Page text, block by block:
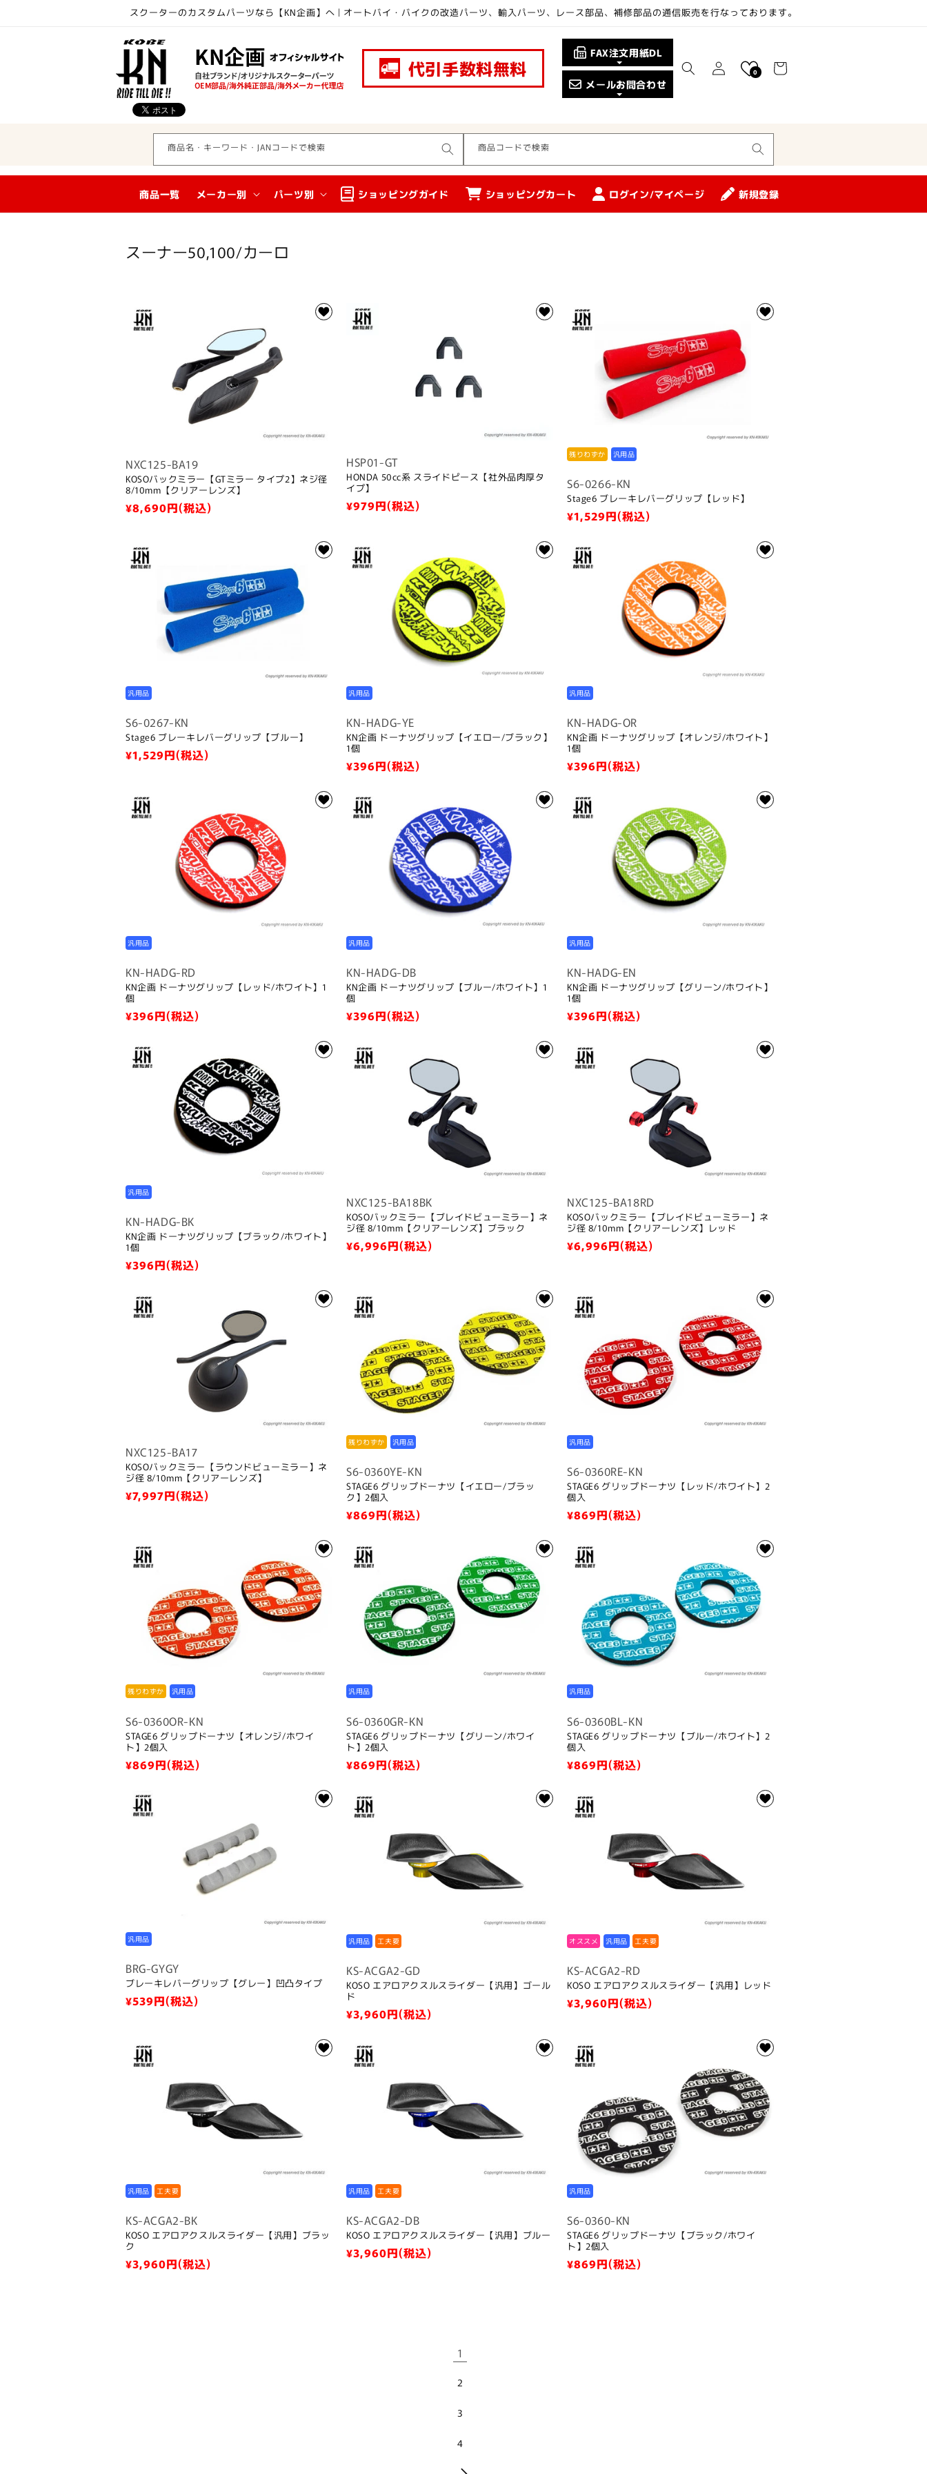
スクーターのカスタムパーツなら【KN企画】へ | オートバイ・バイクの改造パーツ、輸入パーツ、レース部品、補修部品の通信販売を行なっております。
代引手数料無料
FAX注文用紙DL
メールお問合わせ
ロ
グ
0
ー
商品名・キーワード・JANコードで検索 商品コードで検索
商品一覧 メーカー別 パーツ別 ショッピングガイド ショッピングカート ログイン/マイページ 新規登録
コ
シ
ョ
スーナー50,100/カーロ
NXC125-BA19
KOSOバックミラー【GTミラー タイプ2】ネジ径
8/10mm【クリアーレンズ】
通
格
¥8,690円(税込)
HSP01-GT
HONDA 50cc系 スライドピース【社外品肉厚タ
イプ】
通
格
¥979円(税込)
残りわずか 汎用品
S6-0266-KN
Stage6 ブレーキレバーグリップ【レッド】
通
価
格
¥1,529円(税込)
汎用品
S6-0267-KN
Stage6 ブレーキレバーグリップ【ブルー】
通
格
¥1,529円(税込)
汎用品
KN-HADG-YE
KN企画 ドーナツグリップ【イエロー/ブラック】
1個
通
価
格
¥396円(税込)
汎用品
KN-HADG-OR
KN企画 ドーナツグリップ【オレンジ/ホワイト】
1個
通
価
格
¥396円(税込)
汎用品
KN-HADG-RD
KN企画 ドーナツグリップ【レッド/ホワイト】1
個
通
価
格
¥396円(税込)
汎用品
KN-HADG-DB
KN企画 ドーナツグリップ【ブルー/ホワイト】1
個
通
価
格
¥396円(税込)
汎用品
KN-HADG-EN
KN企画 ドーナツグリップ【グリーン/ホワイト】
1個
通
価
格
¥396円(税込)
汎用品
KN-HADG-BK
KN企画 ドーナツグリップ【ブラック/ホワイト】
1個
通
価
格
¥396円(税込)
NXC125-BA18BK
KOSOバックミラー【ブレイドビューミラー】ネ
ジ径 8/10mm【クリアーレンズ】ブラック
通
格
¥6,996円(税込)
NXC125-BA18RD
KOSOバックミラー【ブレイドビューミラー】ネ
ジ径 8/10mm【クリアーレンズ】レッド
通
格
¥6,996円(税込)
NXC125-BA17
KOSOバックミラー【ラウンドビューミラー】ネ
ジ径 8/10mm【クリアーレンズ】
通
格
¥7,997円(税込)
残りわずか 汎用品
S6-0360YE-KN
STAGE6 グリップドーナツ【イエロー/ブラッ
ク】2個入
通
価
格
¥869円(税込)
汎用品
S6-0360RE-KN
STAGE6 グリップドーナツ【レッド/ホワイト】2
個入
通
価
格
¥869円(税込)
残りわずか 汎用品
S6-0360OR-KN
STAGE6 グリップドーナツ【オレンジ/ホワイ
ト】2個入
通
価
格
¥869円(税込)
汎用品
S6-0360GR-KN
STAGE6 グリップドーナツ【グリーン/ホワイ
ト】2個入
通
価
格
¥869円(税込)
汎用品
S6-0360BL-KN
STAGE6 グリップドーナツ【ブルー/ホワイト】2
個入
通
価
格
¥869円(税込)
汎用品
BRG-GYGY
ブレーキレバーグリップ【グレー】凹凸タイプ
通
格
¥539円(税込)
汎用品 工夫要
KS-ACGA2-GD
KOSO エアロアクスルスライダー【汎用】ゴール
ド
通
価
格
¥3,960円(税込)
オススメ 汎用品 工夫要
KS-ACGA2-RD
KOSO エアロアクスルスライダー【汎用】レッド
通
格
¥3,960円(税込)
汎用品 工夫要
KS-ACGA2-BK
KOSO エアロアクスルスライダー【汎用】ブラッ
ク
通
¥3,960円(税込)
汎用品 工夫要
KS-ACGA2-DB
KOSO エアロアクスルスライダー【汎用】ブルー
通
¥3,960円(税込)
汎用品
S6-0360-KN
STAGE6 グリップドーナツ【ブラック/ホワイ
ト】2個入
通
¥869円(税込)
1
2
3
4